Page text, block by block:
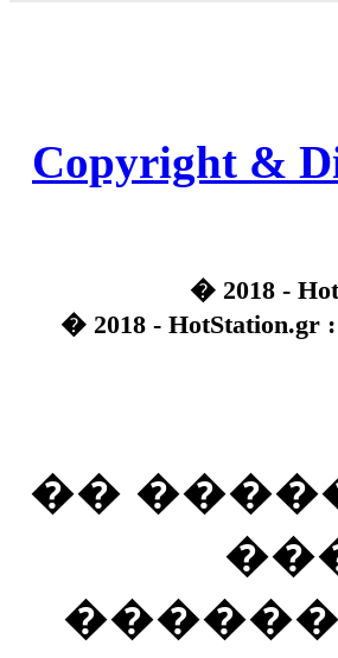
Copyright &
� 2018 -
� 2018 -
��